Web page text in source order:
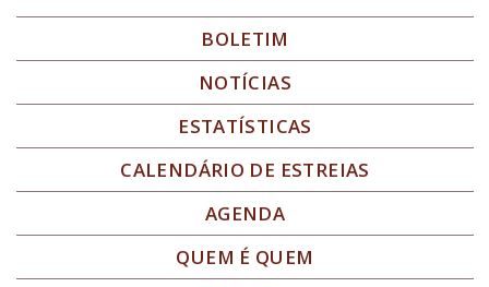
BOLETIM
NOTÍCIAS
ESTATÍSTICAS
CALENDÁRIO DE ESTREIAS
AGENDA
QUEM É QUEM